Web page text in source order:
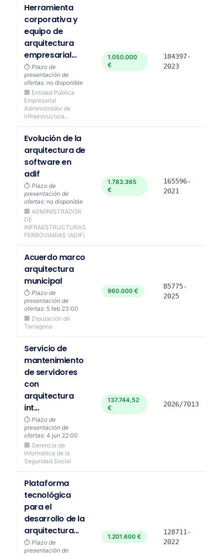
Herramienta
corporativa y
equipo de
arquitectura
empresarial...
⏱️ Plazo de
presentación de
ofertas: no disponible
🏢 Entidad Pública
Empresarial
Administrador de
Infraestructura...
1.050.000
€
184397-
2023
Evolución de la
arquitectura de
software en
adif
⏱️ Plazo de
presentación de
ofertas: no disponible
🏢 ADMINISTRADOR
DE
INFRAESTRUCTURAS
FERROVIARIAS (ADIF)
1.783.365
€
165596-
2021
Acuerdo marco
arquitectura
municipal
⏱️ Plazo de
presentación de
ofertas: 5 feb 23:00
🏢 Diputación de
Tarragona
960.000 €
85775-
2025
Servicio de
mantenimiento
de servidores
con
arquitectura
int...
⏱️ Plazo de
presentación de
ofertas: 4 jun 22:00
🏢 Gerencia de
Informática de la
Seguridad Social
137.744,52
€
2026/7013
Plataforma
tecnológica
para el
desarrollo de la
arquitectura...
⏱️ Plazo de
presentación de
1.201.600 €
128711-
2022